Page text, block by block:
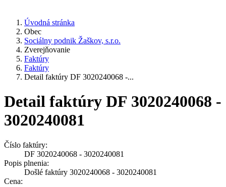
Úvodná stránka
Obec
Sociálny podnik Žaškov, s.r.o.
Zverejňovanie
Faktúry
Faktúry
Detail faktúry DF 3020240068 -...
Detail faktúry DF 3020240068 -
3020240081
Číslo faktúry:
DF 3020240068 - 3020240081
Popis plnenia:
Došlé faktúry 3020240068 - 3020240081
Cena: